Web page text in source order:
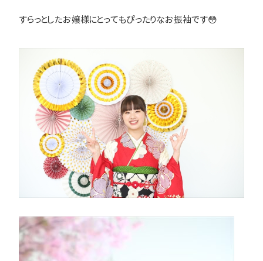
すらっとしたお嬢様にとってもぴったりなお振袖です😳